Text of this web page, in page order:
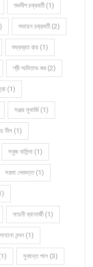
শুভদীপ চক্রবর্তী (1)
শুভায়ন চক্রবর্তী (2)
শুভ্রব্রত রায় (1)
শ্রী অমিতাভ কর (2)
(1)
সঞ্জয় মুখার্জি (1)
নীল (1)
সবুজ বাসিন্দা (1)
সরমা দেবদত্ত (1)
সায়নী ব্যানার্জী (1)
সাহানা নন্দন (1)
সুকান্ত পাল (3)